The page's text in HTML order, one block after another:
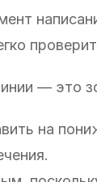
— это
на